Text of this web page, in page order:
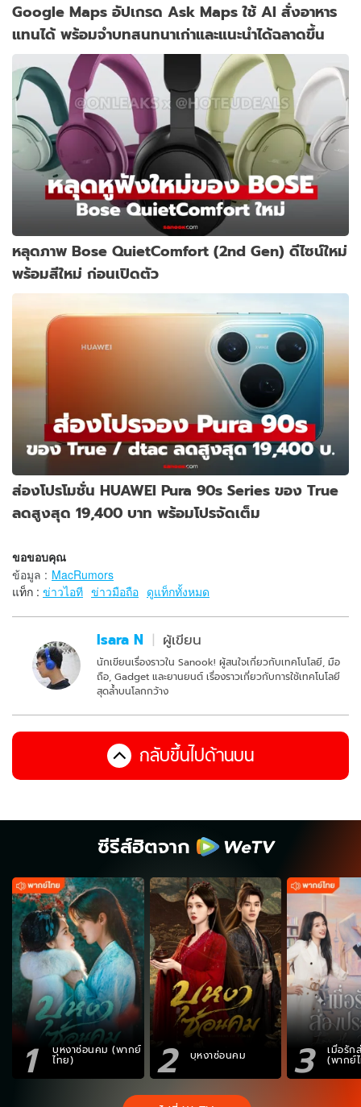
Google Maps อัปเกรด Ask Maps ใช้ AI สั่งอาหาร
แทนได้ พร้อมจำบทสนทนาเก่าและแนะนำได้ฉลาดขึ้น
หลุดภาพ Bose QuietComfort (2nd Gen) ดีไซน์ใหม่
พร้อมสีใหม่ ก่อนเปิดตัว
ส่องโปรโมชั่น HUAWEI Pura 90s Series ของ True
ลดสูงสุด 19,400 บาท พร้อมโปรจัดเต็ม
ขอขอบคุณ
ข้อมูล : MacRumors
แท็ก : ข่าวไอที ข่าวมือถือ ดูแท็กทั้งหมด
Isara N ผู้เขียน
นักเขียนเรื่องราวใน Sanook! ผู้สนใจเกี่ยวกับเทคโนโลยี, มือ
ถือ, Gadget และยานยนต์ เรื่องราวเกี่ยวกับการใช้เทคโนโลยี
สุดล้ำบนโลกกว้าง
กลับขึ้นไปด้านบน
ซีรีส์ฮิตจาก
1 บุหงาซ่อนคม (พากย์
ไทย) 2 บุหงาซ่อนคม 3 เมื่อรัก
(พากย์